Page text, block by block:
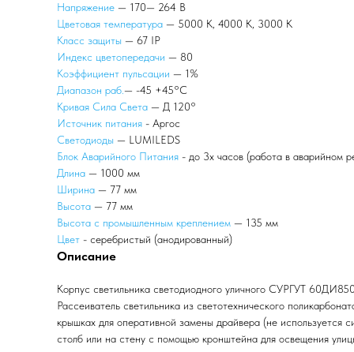
Напряжение — 170— 264 В
Цветовая температура — 5000 К, 4000 К, 3000 К
Класс защиты — 67 IP
Индекс цветопередачи — 80
Коэффициент пульсации — 1%
Диапазон раб.— -45 +45°С
Кривая Сила Света — Д 120°
Источник питания - Аргос
Светодиоды — LUMILEDS
Блок Аварийного Питания - до 3х часов (работа в аварийном
Длина — 1000 мм
Ширина — 77 мм
Высота — 77 мм
Высота с промышленным креплением — 135 мм
Цвет - серебристый (анодированный)
Описание
Корпус светильника светодиодного уличного СУРГУТ
Рассеиватель светильника из светотехнического
крышках для оперативной замены драйвера (не используется
столб или на стену с помощью кронштейна для освещения